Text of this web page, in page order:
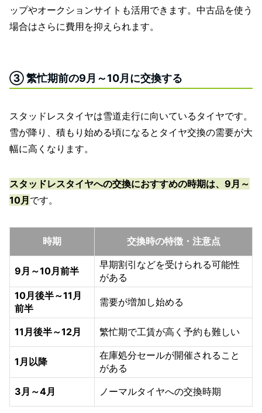
ップやオークションサイトも活用できます。中古品を使う
場合はさらに費用を抑えられます。
③ 繁忙期前の9月～10月に交換する
スタッドレスタイヤは雪道走行に向いているタイヤです。
雪が降り、積もり始める頃になるとタイヤ交換の需要が大
幅に高くなります。
スタッドレスタイヤへの交換におすすめの時期は、9月～
10月 です。
時期 交換時の特徴・注意点
9月～10月前半
早期割引などを受けられる可能性
がある
10月後半～11月
前半
需要が増加し始める
11月後半～12月 繁忙期で工賃が高く予約も難しい
1月以降
在庫処分セールが開催されること
がある
3月～4月
ノーマルタイヤへの交換時期